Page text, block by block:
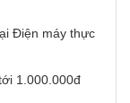
Điện máy thực
1.000.000đ